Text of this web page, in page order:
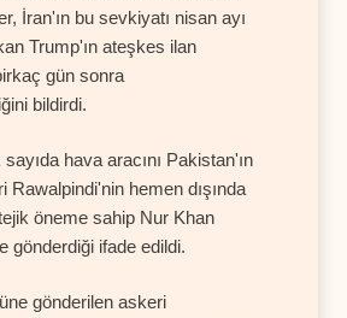
İran'ın bu sevkiyatı nisan ayı
Trump'ın ateşkes ilan
gün sonra
bildirdi.
hava aracını Pakistan'ın
Rawalpindi'nin hemen dışında
öneme sahip Nur Khan
gönderdiği ifade edildi.
gönderilen askeri